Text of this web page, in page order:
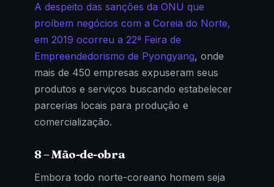
A despeito das sanções da ONU que
proíbem negócios com a Coreia do Norte,
em 2019 ocorreu a 22ª Feira de
Empreendedorismo de Pyongyang, onde
mais de 450 empresas expuseram seus
produtos e serviços buscando estabelecer
parcerias locais para produção e
comercialização.
8 – Mão-de-obra
Embora todo norte-coreano homem seja